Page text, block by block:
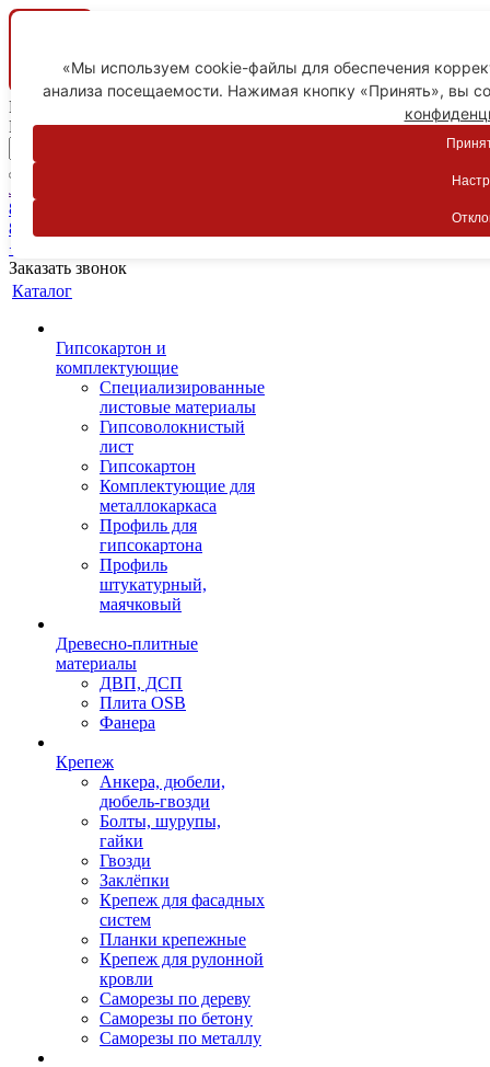
Ваш город
Пятигорск
Личный кабинет
8-800-775-59-89
8-800-775-59-89
+7 918 754-83-77
Заказать звонок
Каталог
Гипсокартон и
комплектующие
Специализированные
листовые материалы
Гипсоволокнистый
лист
Гипсокартон
Комплектующие для
металлокаркаса
Профиль для
гипсокартона
Профиль
штукатурный,
маячковый
Древесно-плитные
материалы
ДВП, ДСП
Плита OSB
Фанера
Крепеж
Анкера, дюбели,
дюбель-гвозди
Болты, шурупы,
гайки
Гвозди
Заклёпки
Крепеж для фасадных
систем
Планки крепежные
Крепеж для рулонной
кровли
Саморезы по дереву
Саморезы по бетону
Саморезы по металлу
«Мы используем cookie-файлы для обеспечения
анализа посещаемости. Нажимая кнопку «Принять», вы